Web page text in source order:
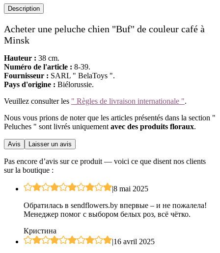
Description
Acheter une peluche chien "Buf" de couleur café à
Minsk
Hauteur : 38 cm.
Numéro de l'article : 8-39.
Fournisseur : SARL " BelaToys ".
Pays d'origine : Biélorussie.
Veuillez consulter les " Règles de livraison internationale ".
Nous vous prions de noter que les articles présentés dans la section "
Peluches " sont livrés uniquement avec des produits floraux.
Avis Laisser un avis
Pas encore d’avis sur ce produit — voici ce que disent nos clients
sur la boutique :
|8 mai 2025
Обратилась в sendflowers.by впервые – и не пожалела!
Менеджер помог с выбором белых роз, всё чётко.
Кристина
|16 avril 2025